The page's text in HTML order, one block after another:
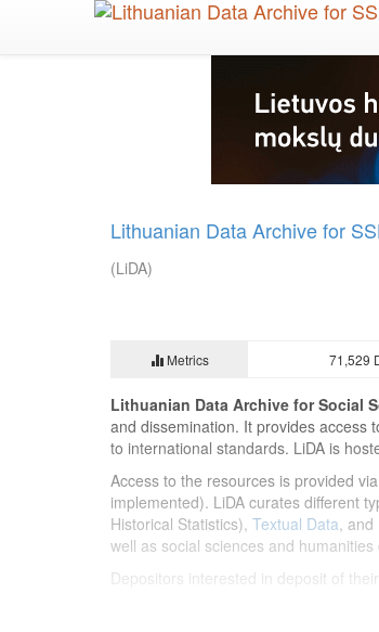
Lithuanian Data Archive for
(LiDA)
Metrics 71,529
Lithuanian Data Archive for Social
and dissemination. It provides access
to international standards. LiDA is
Access to the resources is provided
implemented). LiDA curates different
Historical Statistics), Textual Data, and
well as social sciences and
Depositors interested in deposit of